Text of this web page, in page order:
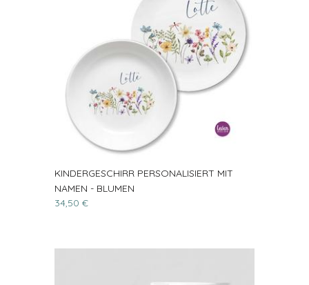
KINDERGESCHIRR PERSONALISIERT MIT
NAMEN - BLUMEN
34,50 €